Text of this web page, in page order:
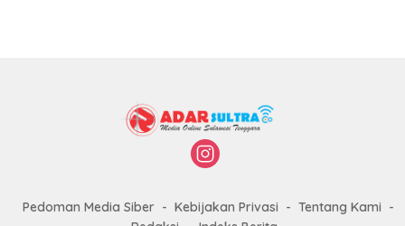
Pedoman Media Siber Kebijakan Privasi
Tentang Kami